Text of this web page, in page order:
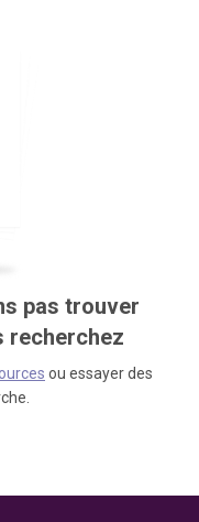
pas trouver
recherchez
ou essayer des